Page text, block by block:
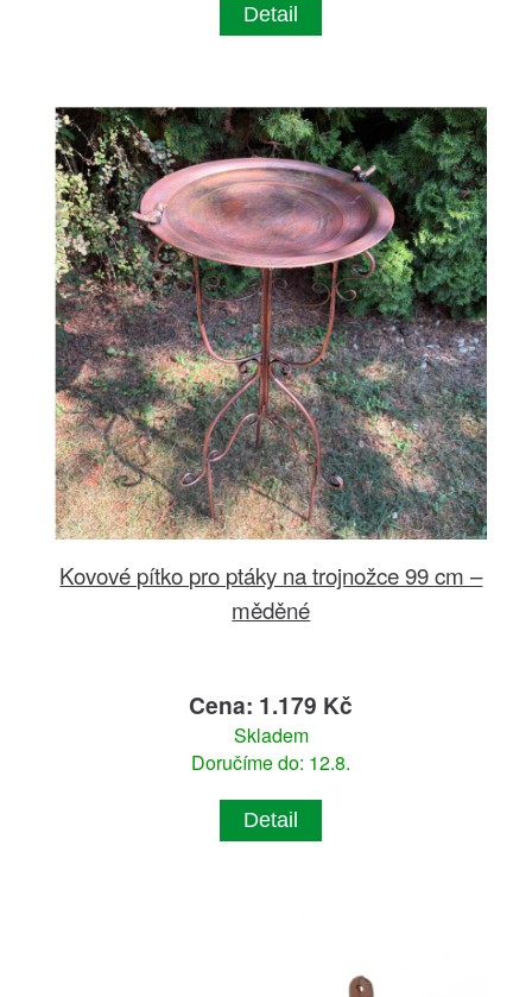
Detail
Kovové pítko pro ptáky na trojnožce 99 cm –
měděné
Cena: 1.179 Kč
Skladem
Doručíme do: 12.8.
Detail